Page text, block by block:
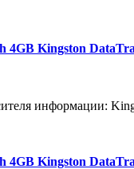
4GB Kingston
информации:
4GB Kingston